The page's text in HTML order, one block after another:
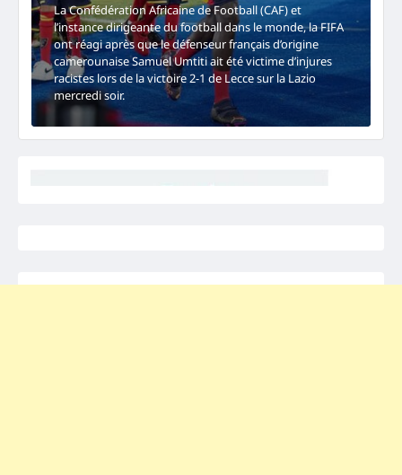
La Confédération Africaine de Football (CAF) et
l’instance dirigeante du football dans le monde, la FIFA
ont réagi après que le défenseur français d’origine
camerounaise Samuel Umtiti ait été victime d’injures
racistes lors de la victoire 2-1 de Lecce sur la Lazio
mercredi soir.